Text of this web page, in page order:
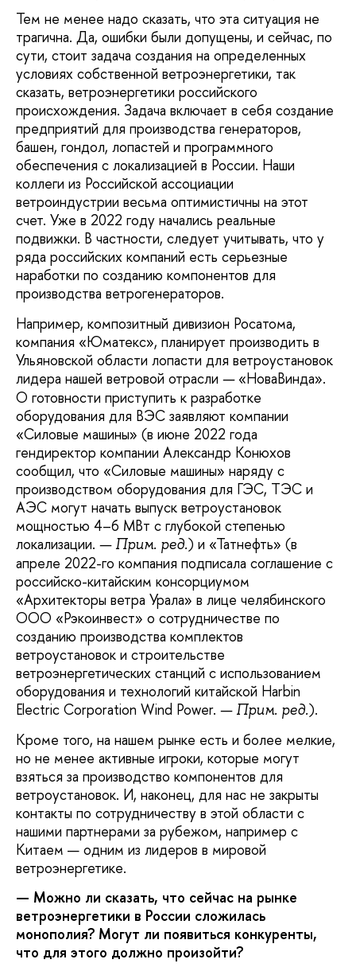
Тем не менее надо сказать, что эта ситуация не
трагична. Да, ошибки были допущены, и сейчас, по
сути, стоит задача создания на определенных
условиях собственной ветроэнергетики, так
сказать, ветроэнергетики российского
происхождения. Задача включает в себя создание
предприятий для производства генераторов,
башен, гондол, лопастей и программного
обеспечения с локализацией в России. Наши
коллеги из Российской ассоциации
ветроиндустрии весьма оптимистичны на этот
счет. Уже в 2022 году начались реальные
подвижки. В частности, следует учитывать, что у
ряда российских компаний есть серьезные
наработки по созданию компонентов для
производства ветрогенераторов.
Например, композитный дивизион Росатома,
компания «Юматекс», планирует производить в
Ульяновской области лопасти для ветроустановок
лидера нашей ветровой отрасли —«НоваВинда».
О готовности приступить к разработке
оборудования для ВЭС заявляют компании
«Силовые машины» (в июне 2022 года
гендиректор компании Александр Конюхов
сообщил, что «Силовые машины» наряду с
производством оборудования для ГЭС, ТЭС и
АЭС могут начать выпуск ветроустановок
мощностью 4–6 МВт с глубокой степенью
локализации. — Прим. ред.) и «Татнефть» (в
апреле 2022-го компания подписала соглашение с
российско-китайским консорциумом
«Архитекторы ветра Урала» в лице челябинского
ООО «Рэкоинвест» о сотрудничестве по
созданию производства комплектов
ветроустановок и строительстве
ветроэнергетических станций с использованием
оборудования и технологий китайской Harbin
Electric Corporation Wind Power. — Прим. ред.).
Кроме того, на нашем рынке есть и более мелкие,
но не менее активные игроки, которые могут
взяться за производство компонентов для
ветроустановок. И, наконец, для нас не закрыты
контакты по сотрудничеству в этой области с
нашими партнерами за рубежом, например с
Китаем — одним из лидеров в мировой
ветроэнергетике.
— Можно ли сказать, что сейчас на рынке
ветроэнергетики в России сложилась
монополия? Могут ли появиться конкуренты,
что для этого должно произойти?